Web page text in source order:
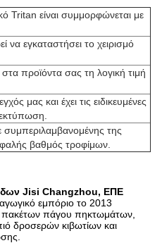
Tritan είναι συμμορφώνεται με
να εγκαταστήσει το χειρισμό
προϊόντα σας τη λογική τιμή
μας και έχει τις ειδικευμένες
συμπεριλαμβανομένης της
βαθμός τροφίμων.
Jisi Changzhou, ΕΠΕ
εμπόριο το 2013
πακέτων πάγου πηκτωμάτων,
δροσερών κιβωτίων και